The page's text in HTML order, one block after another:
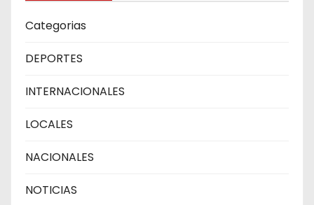
Categorias
DEPORTES
INTERNACIONALES
LOCALES
NACIONALES
NOTICIAS